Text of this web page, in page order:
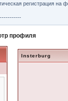
регистрация на
профиля
Insterburg